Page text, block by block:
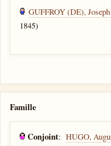
GUFFROY (DE),
1845)
Famille
Conjoint:HUGO,